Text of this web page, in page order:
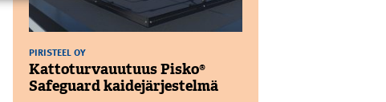
PIRISTEEL OY
Kattoturvauutuus Pisko®
Safeguard kaidejärjestelmä